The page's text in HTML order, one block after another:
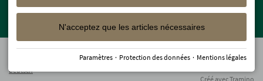
family holiday programme!
Mentions légales Protection des données Accessibilité
Deutsch
Créé avecTramino
N'acceptez que les articles nécessaires
Paramètres · Protection des données · Mentions légales